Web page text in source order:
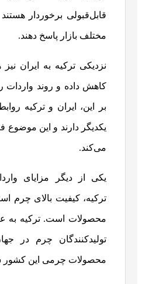
قابل‌قبولی برخوردار
مختلف بازار پاسخ دهند.
نزدیکی ترکیه به ایران
کاهش داده و روند واردات
بر این، ایران و ترکیه
یکدیگر دارند و این موضوع
می‌کند.
یکی از دیگر مزایای
ترکیه، کیفیت بالای چرم
محصولات است. ترکیه به
تولیدکنندگان چرم در
محصولات چرمی این کشور